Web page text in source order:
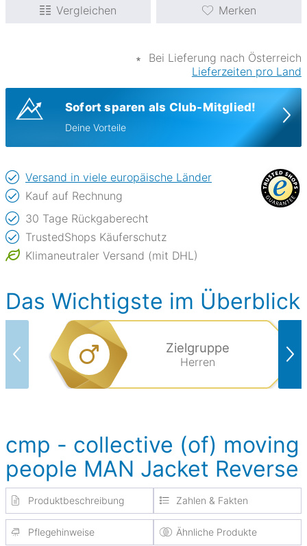
Vergleichen Merken
∗
Bei Lieferung nach Österreich
Lieferzeiten pro Land
Sofort sparen als Club-Mitglied!
Deine Vorteile
Versand in viele europäische Länder
Kauf auf Rechnung
30 Tage Rückgaberecht
TrustedShops Käuferschutz
Klimaneutraler Versand (mit DHL)
Das Wichtigste im Überblick
Zielgruppe
Herren
cmp - collective (of) moving
people MAN Jacket Reverse
Produktbeschreibung Zahlen & Fakten
Pflegehinweise Ähnliche Produkte